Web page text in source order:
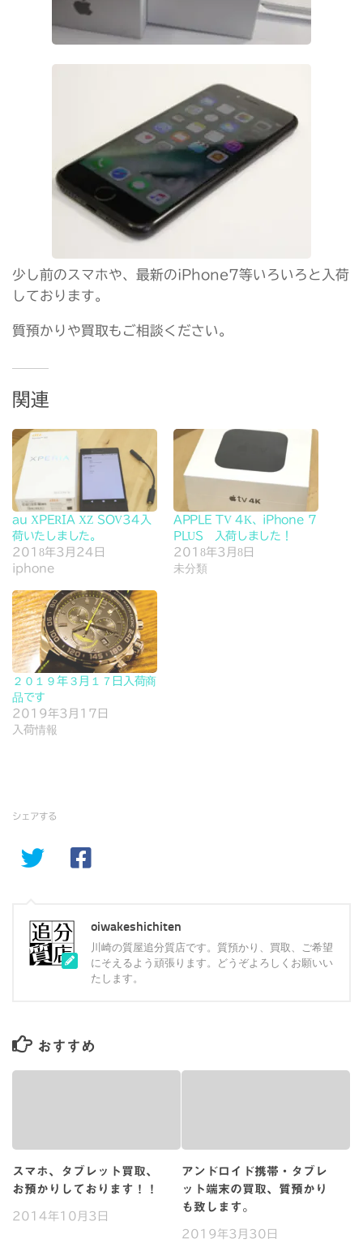
少し前のスマホや、最新のiPhone7等いろいろと入荷
しております。
質預かりや買取もご相談ください。
関連
au XPERIA XZ SOV34入
荷いたしました。
2018年3月24日
iphone
APPLE TV 4K、iPhone 7
PLUS 入荷しました！
2018年3月8日
未分類
２０１９年３月１７日入荷商
品です
2019年3月17日
入荷情報
シェアする
oiwakeshichiten
川崎の質屋追分質店です。質預かり、買取、ご希望
にそえるよう頑張ります。どうぞよろしくお願いい
たします。
おすすめ
スマホ、タブレット買取、
お預かりしております！！
2014年10月3日
アンドロイド携帯・タブレ
ット端末の買取、質預かり
も致します。
2019年3月30日